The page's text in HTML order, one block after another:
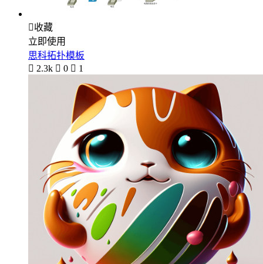
收藏
立即使用
思科拓扑模板
 2.3k  0  1